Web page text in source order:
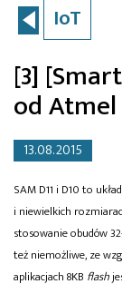
IoT
[3]
od Atmel
13.08.2015
SAM D11 i D10 to
i niewielkich
stosowanie obudów
też niemożliwe, ze
aplikacjach 8KB flash